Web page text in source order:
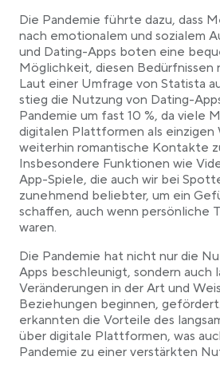
Die Pandemie führte dazu, dass
nach emotionalem und sozialem
und Dating-Apps boten eine
Möglichkeit, diesen Bedürfnissen
Laut einer Umfrage von Statista
stieg die Nutzung von Dating-
Pandemie um fast 10 %, da viele
digitalen Plattformen als einzigen
weiterhin romantische Kontakte
Insbesondere Funktionen wie
App-Spiele, die auch wir bei
zunehmend beliebter, um ein
schaffen, auch wenn persönliche
waren.
Die Pandemie hat nicht nur die
Apps beschleunigt, sondern auch
Veränderungen in der Art und
Beziehungen beginnen,
erkannten die Vorteile des
über digitale Plattformen, was
Pandemie zu einer verstärkten